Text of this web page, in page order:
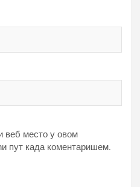
веб место у овом
пут када коментаришем.